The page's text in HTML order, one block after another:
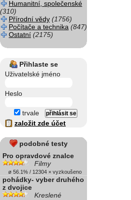
Humanitní, společenské
(310)
Přírodní vědy (1756)
Počítače a technika (847)
Ostatní (2175)
Přihlaste se
Uživatelské jméno
Heslo
trvale
založit zde účet
podobné testy
Pro opravdové znalce
Filmy
ø 56.1% / 12304 × vyzkoušeno
pohádky- vyber druhého
z dvojice
Kreslené